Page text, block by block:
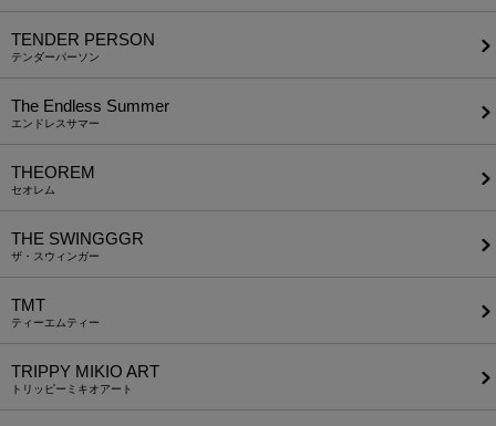
TENDER PERSON
テンダーパーソン
The Endless Summer
エンドレスサマー
THEOREM
セオレム
THE SWINGGGR
ザ・スウィンガー
TMT
ティーエムティー
TRIPPY MIKIO ART
トリッピーミキオアート